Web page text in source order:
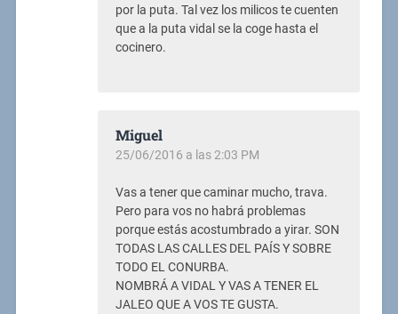
por la puta. Tal vez los milicos te cuenten
que a la puta vidal se la coge hasta el
cocinero.
Miguel
25/06/2016 a las 2:03 PM
Vas a tener que caminar mucho, trava.
Pero para vos no habrá problemas
porque estás acostumbrado a yirar. SON
TODAS LAS CALLES DEL PAÍS Y SOBRE
TODO EL CONURBA.
NOMBRÁ A VIDAL Y VAS A TENER EL
JALEO QUE A VOS TE GUSTA.